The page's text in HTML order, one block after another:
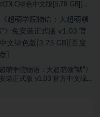
DLC绿色中文版[5.78 GB][百
超萌学院物语：大超萌领“狱”》
装正式版 v1.03 官方中文绿